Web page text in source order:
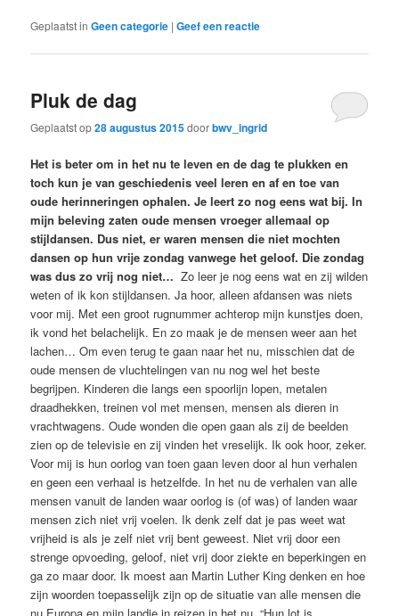
Geplaatst in Geen categorie |Geef een reactie
Pluk de dag
Geplaatst op28 augustus 2015doorbwv_ingrid
Het is beter om in het nu te leven en de dag te plukken en
toch kun je van geschiedenis veel leren en af en toe van
oude herinneringen ophalen. Je leert zo nog eens wat bij. In
mijn beleving zaten oude mensen vroeger allemaal op
stijldansen. Dus niet, er waren mensen die niet mochten
dansen op hun vrije zondag vanwege het geloof. Die zondag
was dus zo vrij nog niet… Zo leer je nog eens wat en zij wilden
weten of ik kon stijldansen. Ja hoor, alleen afdansen was niets
voor mij. Met een groot rugnummer achterop mijn kunstjes doen,
ik vond het belachelijk. En zo maak je de mensen weer aan het
lachen… Om even terug te gaan naar het nu, misschien dat de
oude mensen de vluchtelingen van nu nog wel het beste
begrijpen. Kinderen die langs een spoorlijn lopen, metalen
draadhekken, treinen vol met mensen, mensen als dieren in
vrachtwagens. Oude wonden die open gaan als zij de beelden
zien op de televisie en zij vinden het vreselijk. Ik ook hoor, zeker.
Voor mij is hun oorlog van toen gaan leven door al hun verhalen
en geen een verhaal is hetzelfde. In het nu de verhalen van alle
mensen vanuit de landen waar oorlog is (of was) of landen waar
mensen zich niet vrij voelen. Ik denk zelf dat je pas weet wat
vrijheid is als je zelf niet vrij bent geweest. Niet vrij door een
strenge opvoeding, geloof, niet vrij door ziekte en beperkingen en
ga zo maar door. Ik moest aan Martin Luther King denken en hoe
zijn woorden toepasselijk zijn op de situatie van alle mensen die